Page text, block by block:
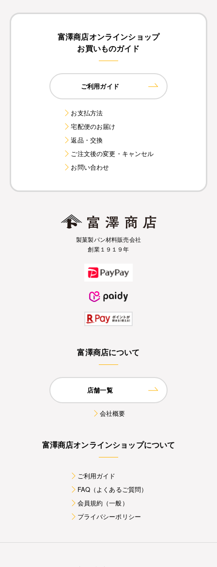
富澤商店オンラインショップ
お買いものガイド
ご利用ガイド
お支払方法
宅配便のお届け
返品・交換
ご注文後の変更・キャンセル
お問い合わせ
製菓製パン材料販売会社
創業１９１９年
富澤商店について
店舗一覧
会社概要
富澤商店オンラインショップについて
ご利用ガイド
FAQ（よくあるご質問）
会員規約（一般）
プライバシーポリシー